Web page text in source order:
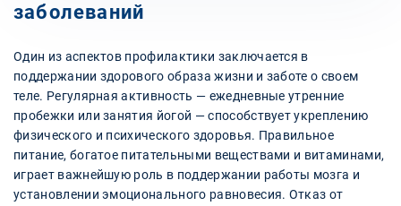
заболеваний
Один из аспектов профилактики заключается в
поддержании здорового образа жизни и заботе о своем
теле. Регулярная активность — ежедневные утренние
пробежки или занятия йогой — способствует укреплению
физического и психического здоровья. Правильное
питание, богатое питательными веществами и витаминами,
играет важнейшую роль в поддержании работы мозга и
установлении эмоционального равновесия. Отказ от